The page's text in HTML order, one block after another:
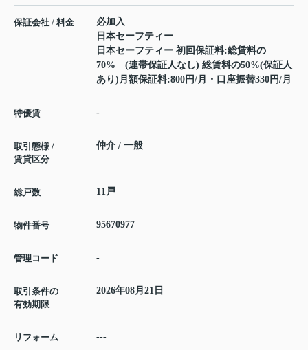
保証会社 / 料金
必加入
日本セーフティー
日本セーフティー 初回保証料:総賃料の
70% (連帯保証人なし) 総賃料の50%(保証人
あり)月額保証料:800円/月・口座振替330円/月
特優賃 -
取引態様 /
賃貸区分
仲介 / 一般
総戸数 11戸
物件番号 95670977
管理コード -
取引条件の
有効期限
2026年08月21日
リフォーム ---